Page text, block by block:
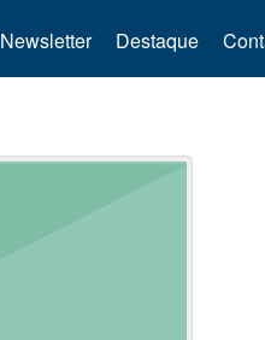
Newsletter Destaque